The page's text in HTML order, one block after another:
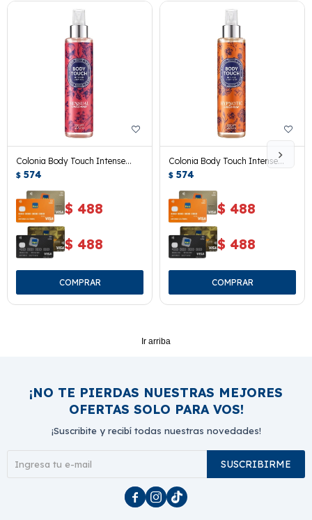
Colonia Body Touch Intense
Sensual 200 Ml.
$ 574
$ 488
$ 488
Colonia Body Touch Intense
Hypnotic 200 Ml.
$ 574
$ 488
$ 488
Ir arriba
¡NO TE PIERDAS NUESTRAS MEJORES
OFERTAS SOLO PARA VOS!
¡Suscribite y recibí todas nuestras novedades!
SUSCRIBIRME
  